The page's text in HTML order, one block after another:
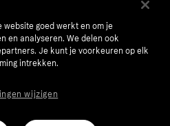
goed werkt en om je
en analyseren. We delen ook
Je kunt je voorkeuren op elk
intrekken.
wijzigen